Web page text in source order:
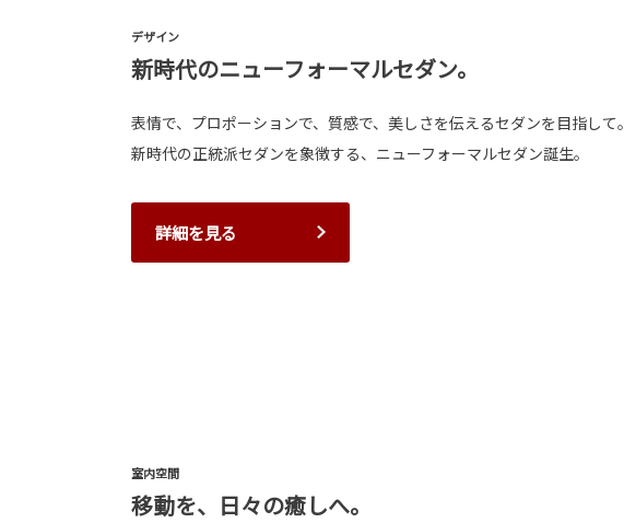
デザイン
新時代のニューフォーマルセダン。
表情で、プロポーションで、質感で、美しさを伝えるセダンを目指して。
新時代の正統派セダンを象徴する、ニューフォーマルセダン誕生。
詳細を見る
室内空間
移動を、日々の癒しへ。